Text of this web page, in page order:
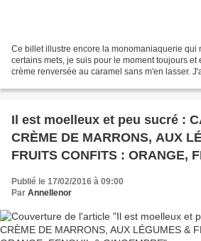
Ce billet illustre encore la monomaniaquerie qui
certains mets, je suis pour le moment toujours
crème renversée au caramel sans m'en lasser.
Il est moelleux et peu sucré :
CRÈME DE MARRONS, AUX
FRUITS CONFITS : ORANGE,
GINGEMBRE
Publié le 17/02/2016 à 09:00
Par Annellenor